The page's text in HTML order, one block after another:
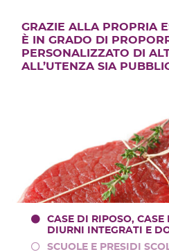
GRAZIE ALLA PROPRIA
È IN GRADO DI
PERSONALIZZATO DI
ALL’UTENZA SIA
CASE DI RIPOSO, CASE
DIURNI INTEGRATI E
SCUOLE E PRESIDI